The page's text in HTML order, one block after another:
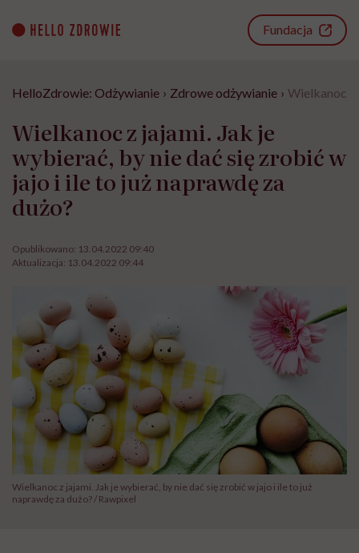
content
Fundacja
HelloZdrowie: Odżywianie › Zdrowe odżywianie › Wielkanoc z
Wielkanoc z jajami. Jak je
wybierać, by nie dać się zrobić w
jajo i ile to już naprawdę za
dużo?
Opublikowano: 13.04.2022 09:40
Aktualizacja: 13.04.2022 09:44
Wielkanoc z jajami. Jak je wybierać, by nie dać się zrobić w jajo i ile to już
naprawdę za dużo? / Rawpixel